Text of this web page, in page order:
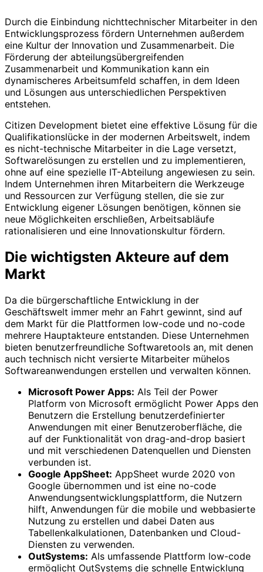
Durch die Einbindung nichttechnischer Mitarbeiter in den
Entwicklungsprozess fördern Unternehmen außerdem
eine Kultur der Innovation und Zusammenarbeit. Die
Förderung der abteilungsübergreifenden
Zusammenarbeit und Kommunikation kann ein
dynamischeres Arbeitsumfeld schaffen, in dem Ideen
und Lösungen aus unterschiedlichen Perspektiven
entstehen.
Citizen Development bietet eine effektive Lösung für die
Qualifikationslücke in der modernen Arbeitswelt, indem
es nicht-technische Mitarbeiter in die Lage versetzt,
Softwarelösungen zu erstellen und zu implementieren,
ohne auf eine spezielle IT-Abteilung angewiesen zu sein.
Indem Unternehmen ihren Mitarbeitern die Werkzeuge
und Ressourcen zur Verfügung stellen, die sie zur
Entwicklung eigener Lösungen benötigen, können sie
neue Möglichkeiten erschließen, Arbeitsabläufe
rationalisieren und eine Innovationskultur fördern.
Die wichtigsten Akteure auf dem
Markt
Da die bürgerschaftliche Entwicklung in der
Geschäftswelt immer mehr an Fahrt gewinnt, sind auf
dem Markt für die Plattformen low-code und no-code
mehrere Hauptakteure entstanden. Diese Unternehmen
bieten benutzerfreundliche Softwaretools an, mit denen
auch technisch nicht versierte Mitarbeiter mühelos
Softwareanwendungen erstellen und verwalten können.
Microsoft Power Apps: Als Teil der Power
Platform von Microsoft ermöglicht Power Apps den
Benutzern die Erstellung benutzerdefinierter
Anwendungen mit einer Benutzeroberfläche, die
auf der Funktionalität von drag-and-drop basiert
und mit verschiedenen Datenquellen und Diensten
verbunden ist.
Google AppSheet: AppSheet wurde 2020 von
Google übernommen und ist eine no-code
Anwendungsentwicklungsplattform, die Nutzern
hilft, Anwendungen für die mobile und webbasierte
Nutzung zu erstellen und dabei Daten aus
Tabellenkalkulationen, Datenbanken und Cloud-
Diensten zu verwenden.
OutSystems: Als umfassende Plattform low-code
ermöglicht OutSystems die schnelle Entwicklung